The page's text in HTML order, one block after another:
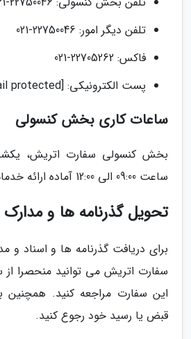
تلفن دیگر امور: 22750046-021
فاکس: 22705262-021
پست الکترونیکی: [email protected]
ساعات کاری بخش کنسولی
بخش کنسولی سفارت اتریش،
ساعت 09:00 الی 12:00 آماده ارائه خدمات به مراجعین است.
تحویل گذرنامه ها و مدارک
برای دریافت گذرنامه ها و اسناد و
این سفارت مراجعه کنید. همچنین
قبض یا رسید خود رجوع کنید.